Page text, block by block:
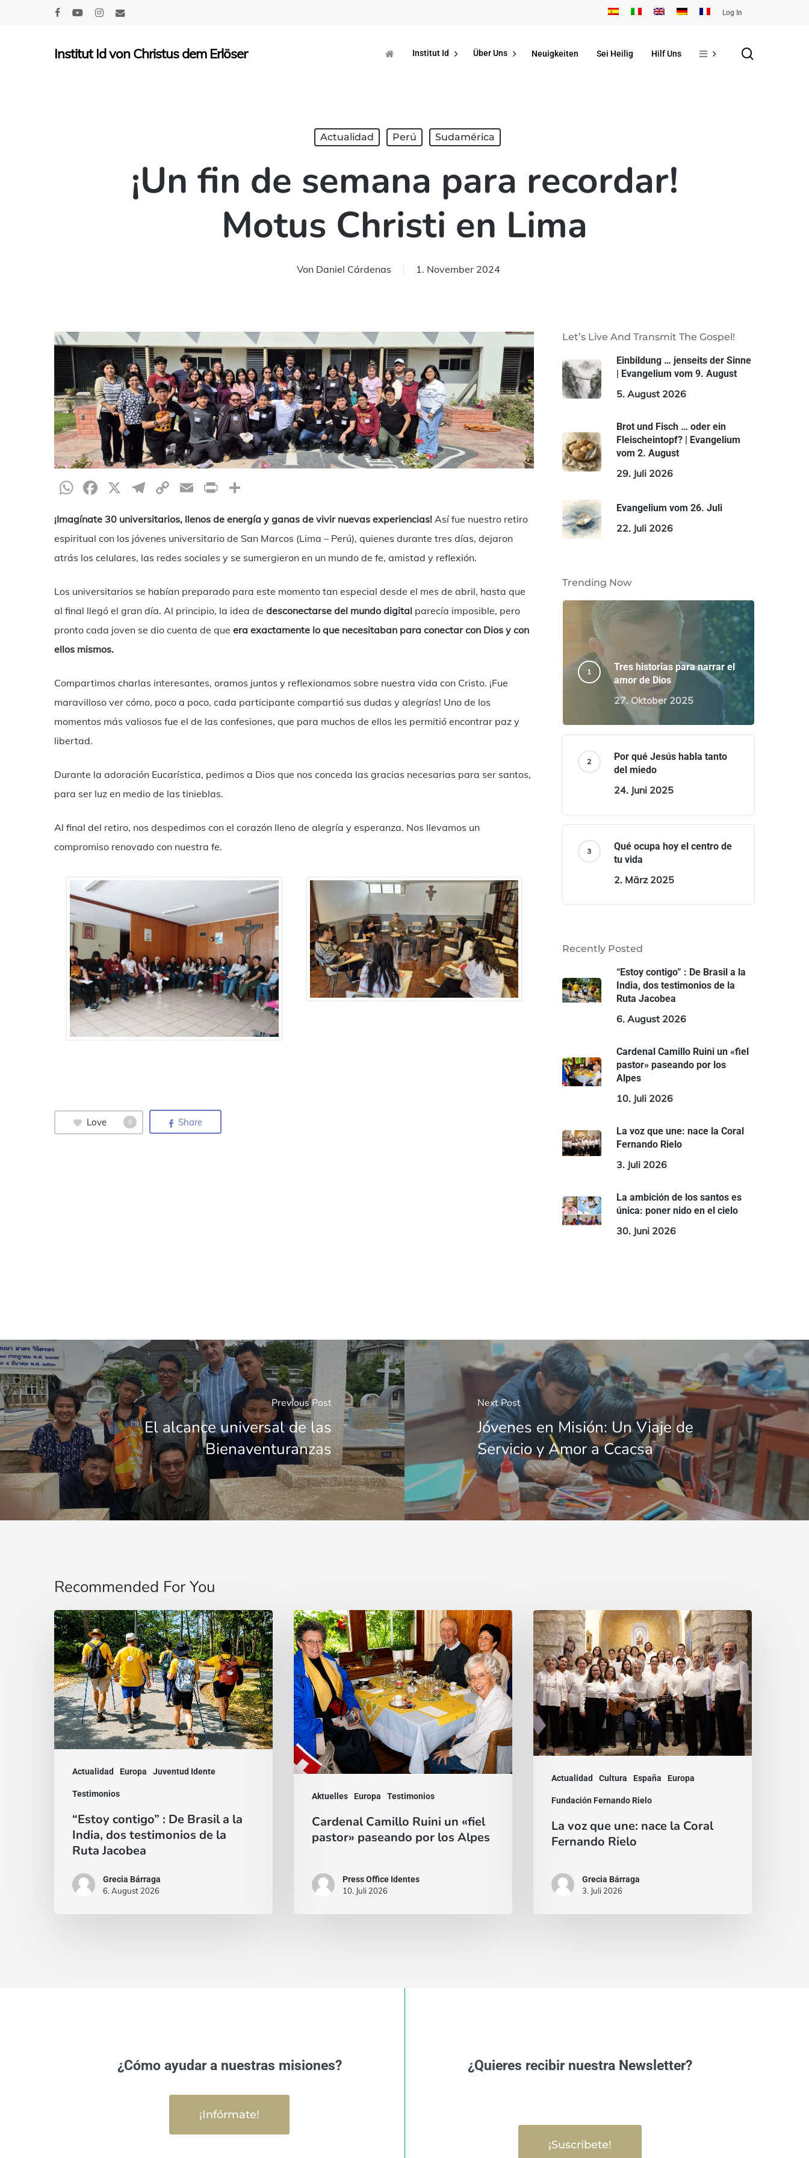
Log In
Hit enter to search or ESC to close
Institut Id von Christus dem Erlöser Institut Id Über Uns Neuigkeiten Sei Heilig Hilf Uns
Actualidad Perú Sudamérica
¡Un fin de semana para recordar!
Motus Christi en Lima
Von Daniel Cárdenas 1. November 2024
WhatsApp
Facebook
X Telegram
CopyEmailPrint
¡Imagínate 30 universitarios, llenos de energía y ganas de vivir nuevas experiencias! Así fue nuestro retiro
espiritual con los jóvenes universitario de San Marcos (Lima – Perú), quienes durante tres días, dejaron
atrás los celulares, las redes sociales y se sumergieron en un mundo de fe, amistad y reflexión.
Los universitarios se habían preparado para este momento tan especial desde el mes de abril, hasta que
al final llegó el gran día. Al principio, la idea de desconectarse del mundo digital parecía imposible, pero
pronto cada joven se dio cuenta de que era exactamente lo que necesitaban para conectar con Dios y con
ellos mismos.
Compartimos charlas interesantes, oramos juntos y reflexionamos sobre nuestra vida con Cristo. ¡Fue
maravilloso ver cómo, poco a poco, cada participante compartió sus dudas y alegrías! Uno de los
momentos más valiosos fue el de las confesiones, que para muchos de ellos les permitió encontrar paz y
libertad.
Durante la adoración Eucarística, pedimos a Dios que nos conceda las gracias necesarias para ser santos,
para ser luz en medio de las tinieblas.
Al final del retiro, nos despedimos con el corazón lleno de alegría y esperanza. Nos llevamos un
compromiso renovado con nuestra fe.
Love 0 Share
Let’s Live And Transmit The Gospel!
Einbildung … jenseits der Sinne
| Evangelium vom 9. August
5. August 2026
Brot und Fisch … oder ein
Fleischeintopf? | Evangelium
vom 2. August
29. Juli 2026
Evangelium vom 26. Juli
22. Juli 2026
Trending Now
Tres historias para narrar el
amor de Dios
27. Oktober 2025
Por qué Jesús habla tanto
del miedo
24. Juni 2025
Qué ocupa hoy el centro de
tu vida
2. März 2025
Recently Posted
“Estoy contigo” : De Brasil a la
India, dos testimonios de la
Ruta Jacobea
6. August 2026
Cardenal Camillo Ruini un «fiel
pastor» paseando por los
Alpes
10. Juli 2026
La voz que une: nace la Coral
Fernando Rielo
3. Juli 2026
La ambición de los santos es
única: poner nido en el cielo
30. Juni 2026
Previous Post
El alcance universal de las
Bienaventuranzas
Next Post
Jóvenes en Misión: Un Viaje de
Servicio y Amor a Ccacsa
Recommended For You
Actualidad Europa Juventud Idente
Testimonios
“Estoy
contigo”
:
De
Brasil
a
la
testimonios
Ruta
“Estoy contigo” : De Brasil a la
India, dos testimonios de la
Ruta Jacobea
Grecia Bárraga
6. August 2026
Aktuelles Europa Testimonios
Cardenal
Camillo
Ruini
un
«fiel
pastor»
paseando
por
los
Alpes
Cardenal Camillo Ruini un «fiel
pastor» paseando por los Alpes
Press Office Identes
10. Juli 2026
Actualidad Cultura España Europa
Fundación Fernando Rielo
La
voz
que
une:
nace
la
Coral
Fernando
Rielo
La voz que une: nace la Coral
Fernando Rielo
Grecia Bárraga
3. Juli 2026
¿Cómo ayudar a nuestras misiones?
¡Infórmate!
¿Quieres recibir nuestra Newsletter?
¡Suscríbete!